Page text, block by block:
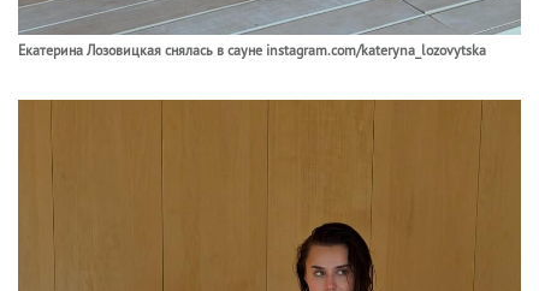
Екатерина Лозовицкая снялась в сауне instagram.com/kateryna_lozovytska